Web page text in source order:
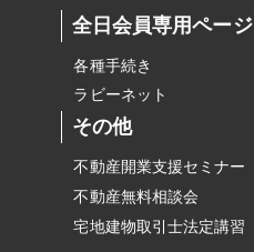
全日会員専用ページ
各種手続き
ラビーネット
その他
不動産開業支援セミナー
不動産無料相談会
宅地建物取引士法定講習